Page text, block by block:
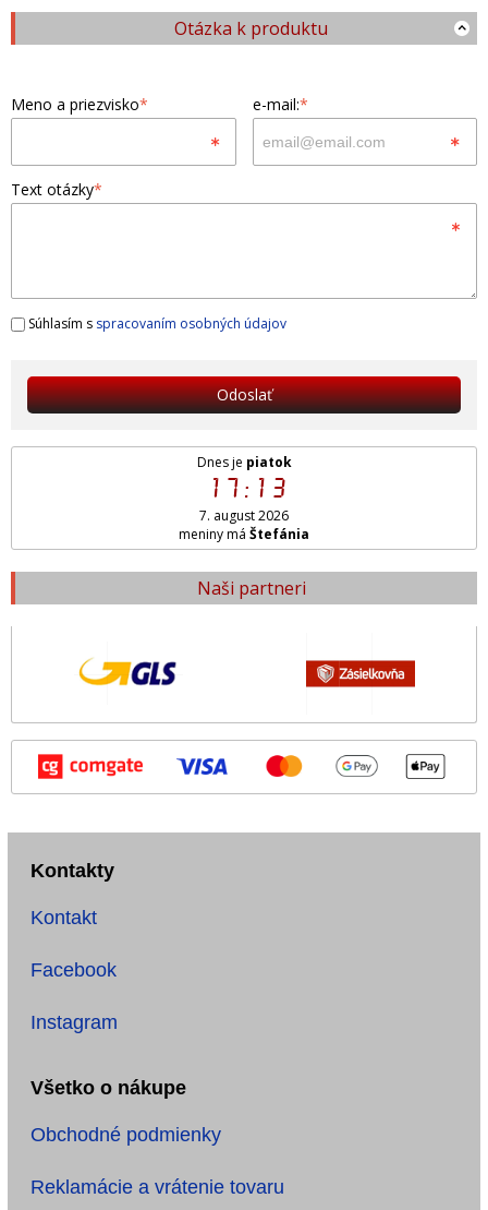
Otázka k produktu
Meno a priezvisko* e-mail:*
Text otázky*
Súhlasím s spracovaním osobných údajov
Odoslať
Dnes je piatok
17:13
7. august 2026
meniny má Štefánia
Naši partneri
Kontakty
Kontakt
Facebook
Instagram
Všetko o nákupe
Obchodné podmienky
Reklamácie a vrátenie tovaru